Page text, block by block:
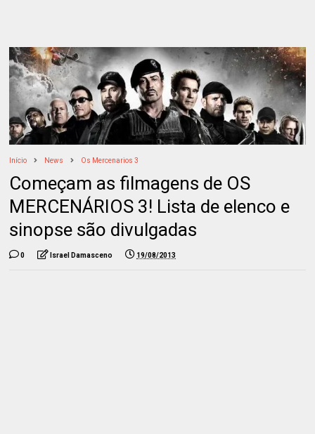
Início News Os Mercenarios 3
Começam as filmagens de OS
MERCENÁRIOS 3! Lista de elenco e
sinopse são divulgadas
0 Israel Damasceno 19/08/2013